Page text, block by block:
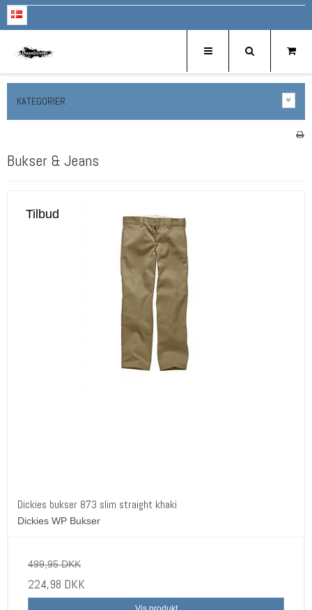
KATEGORIER
Bukser & Jeans
Tilbud
Dickies bukser 873 slim straight khaki
Dickies WP Bukser
499,95 DKK
224,98 DKK